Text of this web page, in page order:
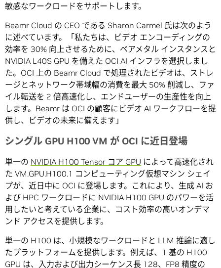
敏感なワークロードをサポートします。
Beamr Cloud の CEO である Sharon Carmel 氏は次のよう
に述べています。「私たちは、ビデオ エンコーディングの
効率を 30% 向上させるために、ベアメタル インスタンスと
NVIDIA L40S GPU を備えた OCI AI インフラを選択しまし
た。OCI 上の Beamr Cloud で処理されたビデオは、ストレ
ージとネットワーク帯域幅の消費を最大 50% 削減し、ファ
イル転送を 2 倍高速化し、エンドユーザーの生産性を向上
します。Beamr は OCI の顧客にビデオ AI ワークフローを提
供し、ビデオの未来に備えます」
シングル GPU H100 VM が OCI に近日登場
単一の NVIDIA H100 Tensor コア GPU によって高速化され
た VM.GPU.H100.1 コンピューティング仮想マシン シェイ
プが、近日中に OCI に登場します。これにより、生成 AI お
よび HPC ワークロードに NVIDIA H100 GPU のパワーを活
用したいと考えている企業に、コスト効率の高いオンデマ
ンド アクセスを提供します。
単一の H100 は、小規模なワークロードと LLM 推論に適し
たプラットフォームを提供します。例えば、1 基の H100
GPU は、入力および出力シーケンス長 128、FP8 精度の